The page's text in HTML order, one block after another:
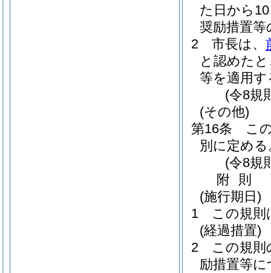
た日から
奨励措置
2
市長は、
と認めた
等を適用す
(令8規
(その他)
第16条
こ
別に定める
(令8規
附 則
(施行期日)
1
この規則
(経過措置)
2
この規則
励措置等